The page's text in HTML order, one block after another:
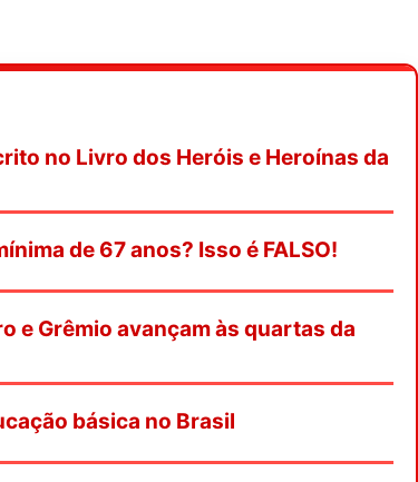
no Livro dos Heróis e Heroínas da
de 67 anos? Isso é FALSO!
e Grêmio avançam às quartas da
básica no Brasil